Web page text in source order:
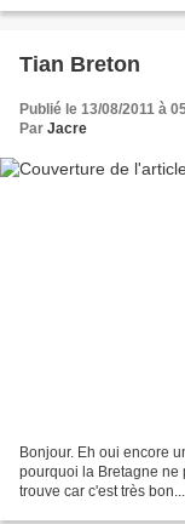
Tian Breton
Publié le 13/08/2011 à
Par Jacre
Bonjour. Eh oui encore
pourquoi la Bretagne ne
trouve car c'est très